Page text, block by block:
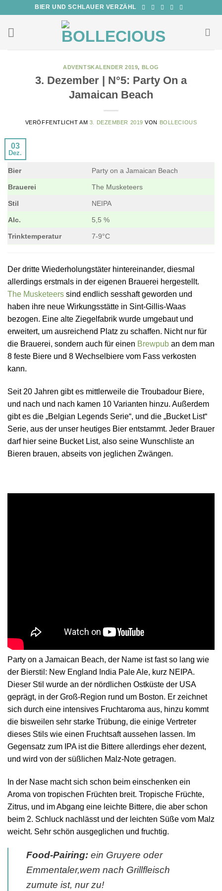
springen
BIER UND SCHLAUER VERZÄHL
ADVENTSKALENDER 2019, BLOG
3. Dezember | N°5: Party On a
Jamaican Beach
VERÖFFENTLICHT AM 3. DEZEMBER 2019 VON BOLLECIOUS
03
Dez.
Bier Party on a Jamaican Beach
Brauerei The Musketeers
Stil NEIPA
Alc. 5,5 %
Trinktemperatur 7-9°C
Der dritte Wiederholungstäter hintereinander, diesmal
allerdings erstmals in der eigenen Brauerei hergestellt.
The Musketeers sind endlich sesshaft geworden und
haben ihre neue Wirkungsstätte in Sint-Gillis-Waas
bezogen. Eine alte Ziegelfabrik wurde umgebaut und
erweitert, um ausreichend Platz zu schaffen. Nicht nur für
die Brauerei, sondern auch für einen Brewpub an dem man
8 feste Biere und 8 Wechselbiere vom Fass verkosten
kann.
Seit 20 Jahren gibt es mittlerweile die Troubadour Biere,
und nach und nach kamen 10 Varianten hinzu. Außerdem
gibt es die „Belgian Legends Serie“, und die „Bucket List“
Serie, aus der unser heutiges Bier entstammt. Jeder Brauer
darf hier seine Bucket List, also seine Wunschliste an
Bieren brauen, abseits von jeglichen Zwängen.
Party on a Jamaican Beach, der Name ist fast so lang wie
der Bierstil: New England India Pale Ale, kurz NEIPA.
Dieser Stil wurde an der nördlichen Ostküste der USA
geprägt, in der Groß-Region rund um Boston. Er zeichnet
sich durch eine intensives Fruchtaroma aus, hinzu kommt
die bisweilen sehr starke Trübung, die einige Vertreter
dieses Stils wie einen Fruchtsaft aussehen lassen. Im
Gegensatz zum IPA ist die Bittere allerdings eher dezent,
und wird von der süßlichen Malz-Note getragen.
In der Nase macht sich schon beim einschenken ein
Aroma von tropischen Früchten breit. Tropische Früchte,
Zitrus, und im Abgang eine leichte Bittere, die aber schon
beim 2. Schluck nachlässt und der leichten Süße vom Malz
weicht. Sehr schön ausgeglichen und fruchtig.
Food-Pairing: ein Gruyere oder
Emmentaler,wem nach Grillfleisch
zumute ist, nur zu!